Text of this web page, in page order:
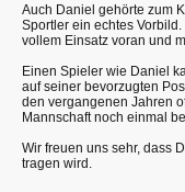
Auch Daniel gehörte zum
Sportler ein echtes
vollem Einsatz voran und
Einen Spieler wie Daniel
auf seiner bevorzugten
den vergangenen Jahren
Mannschaft noch einmal
Wir freuen uns sehr, dass
tragen wird.